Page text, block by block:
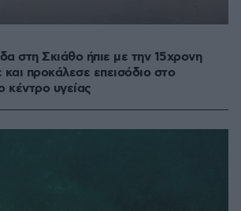
στη Σκιάθο ήπιε με την 15χρονη
προκάλεσε επεισόδιο στο
κέντρο υγείας